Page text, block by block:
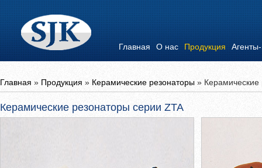
Главная О нас Продукция
Главная » Продукция » Керамические резонаторы » Керамические
Керамические резонаторы серии ZTA